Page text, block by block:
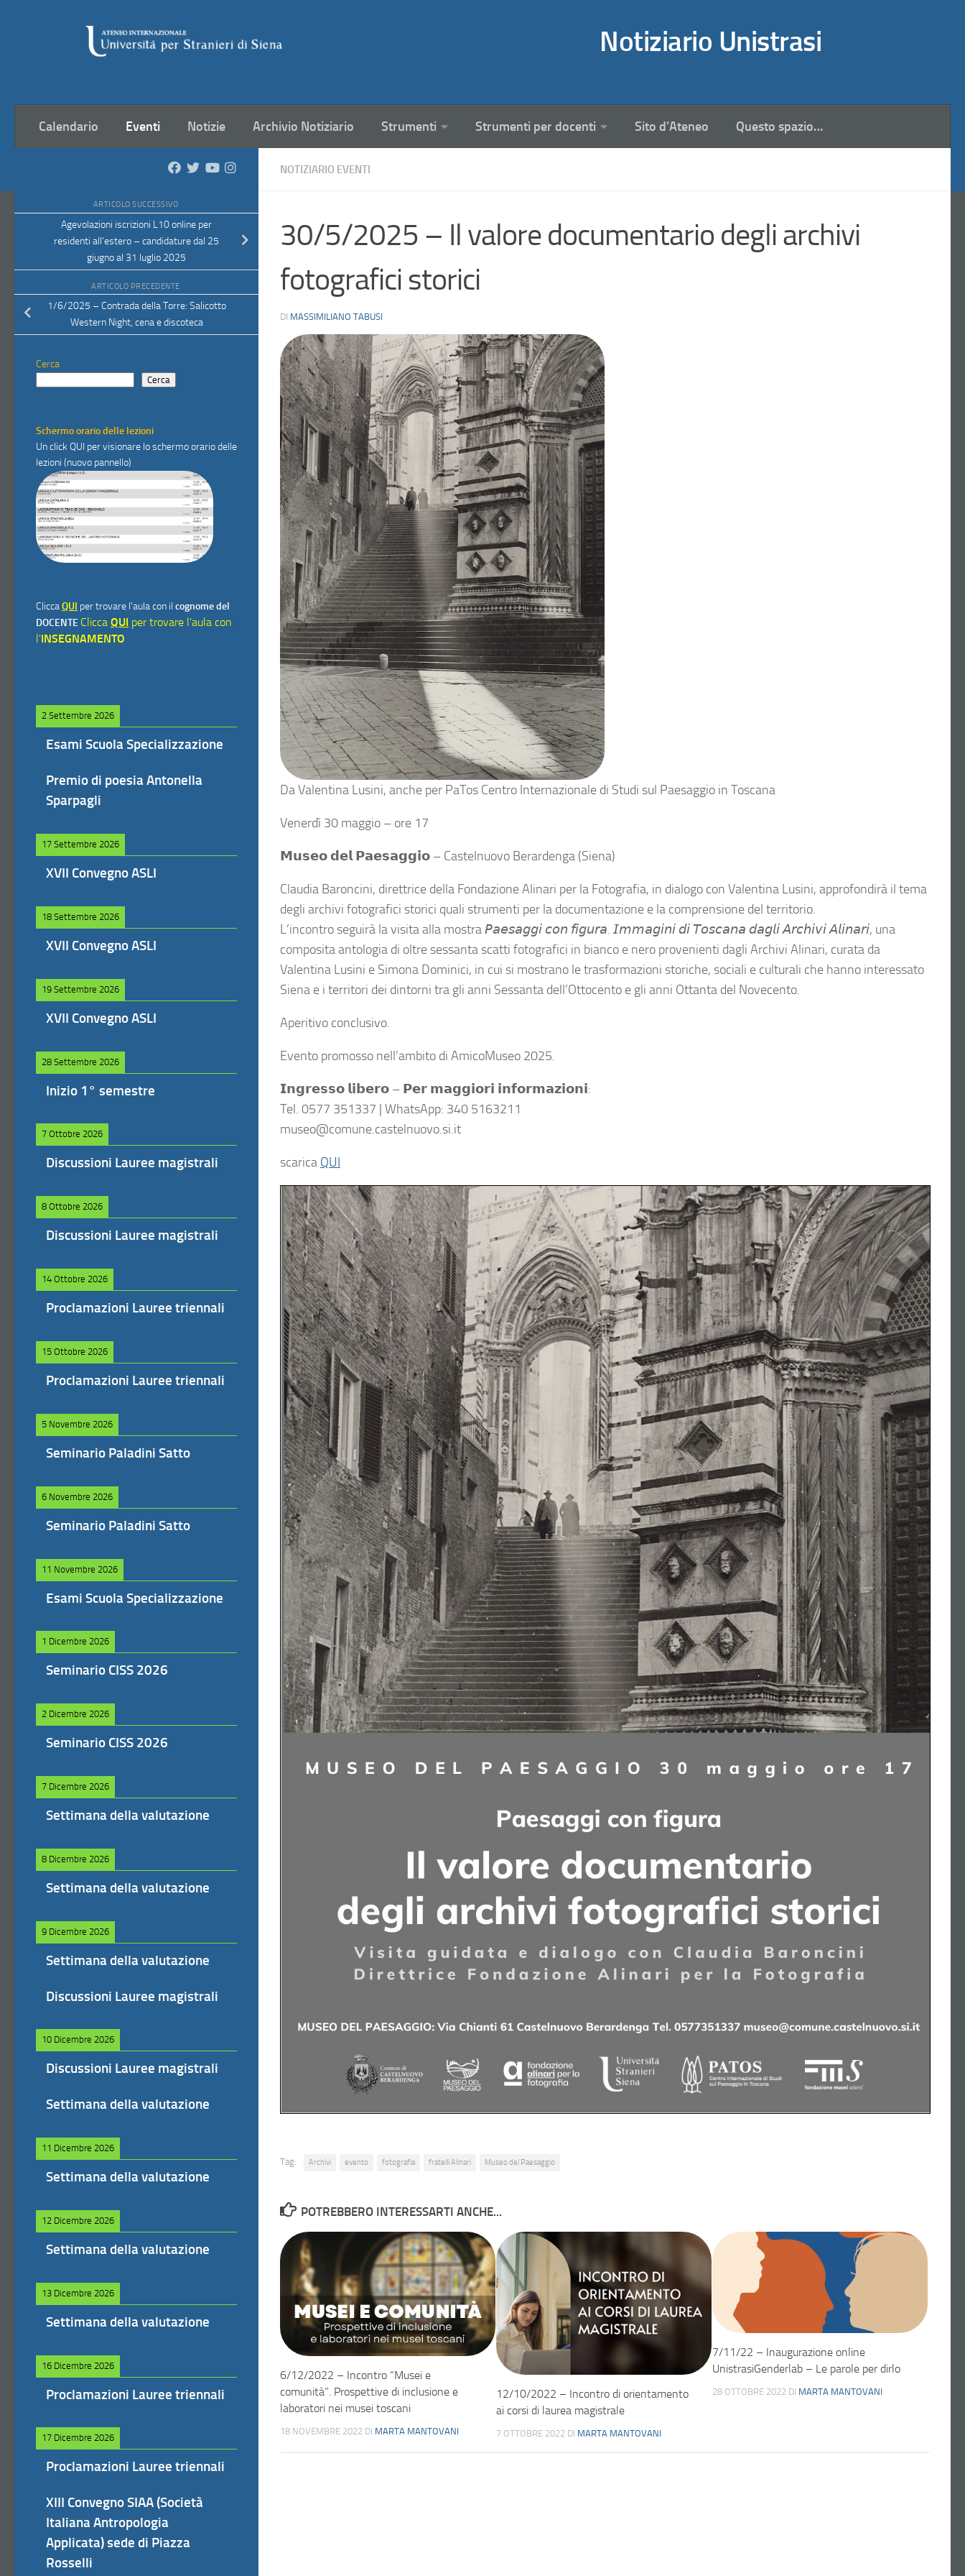
Notiziario Unistrasi
Calendario Eventi Notizie Archivio Notiziario Strumenti Strumenti per docenti Sito d’Ateneo Questo spazio…
NOTIZIARIO EVENTI
30/5/2025 – Il valore documentario degli archivi
fotografici storici
DI MASSIMILIANO TABUSI
Da Valentina Lusini, anche per PaTos Centro Internazionale di Studi sul Paesaggio in Toscana
Venerdì 30 maggio – ore 17
𝗠𝘂𝘀𝗲𝗼 𝗱𝗲𝗹 𝗣𝗮𝗲𝘀𝗮𝗴𝗴𝗶𝗼 – Castelnuovo Berardenga (Siena)
Claudia Baroncini, direttrice della Fondazione Alinari per la Fotografia, in dialogo con Valentina Lusini, approfondirà il tema
degli archivi fotografici storici quali strumenti per la documentazione e la comprensione del territorio.
L’incontro seguirà la visita alla mostra 𝘗𝘢𝘦𝘴𝘢𝘨𝘨𝘪 𝘤𝘰𝘯 𝘧𝘪𝘨𝘶𝘳𝘢. 𝘐𝘮𝘮𝘢𝘨𝘪𝘯𝘪 𝘥𝘪 𝘛𝘰𝘴𝘤𝘢𝘯𝘢 𝘥𝘢𝘨𝘭𝘪 𝘈𝘳𝘤𝘩𝘪𝘷𝘪 𝘈𝘭𝘪𝘯𝘢𝘳𝘪, una
composita antologia di oltre sessanta scatti fotografici in bianco e nero provenienti dagli Archivi Alinari, curata da
Valentina Lusini e Simona Dominici, in cui si mostrano le trasformazioni storiche, sociali e culturali che hanno interessato
Siena e i territori dei dintorni tra gli anni Sessanta dell’Ottocento e gli anni Ottanta del Novecento.
Aperitivo conclusivo.
Evento promosso nell’ambito di AmicoMuseo 2025.
𝗜𝗻𝗴𝗿𝗲𝘀𝘀𝗼 𝗹𝗶𝗯𝗲𝗿𝗼 – 𝗣𝗲𝗿 𝗺𝗮𝗴𝗴𝗶𝗼𝗿𝗶 𝗶𝗻𝗳𝗼𝗿𝗺𝗮𝘇𝗶𝗼𝗻𝗶:
Tel. 0577 351337 | WhatsApp: 340 5163211
museo@comune.castelnuovo.si.it
scarica QUI
Tag: Archivi evento fotografia fratelli Alinari Museo del Paesaggio
POTREBBERO INTERESSARTI ANCHE...
6/12/2022 – Incontro “Musei e
comunità”. Prospettive di inclusione e
laboratori nei musei toscani
18 NOVEMBRE 2022 DI MARTA MANTOVANI
12/10/2022 – Incontro di orientamento
ai corsi di laurea magistrale
7 OTTOBRE 2022 DI MARTA MANTOVANI
7/11/22 – Inaugurazione online
UnistrasiGenderlab – Le parole per dirlo
28 OTTOBRE 2022 DI MARTA MANTOVANI
ARTICOLO SUCCESSIVO
Agevolazioni iscrizioni L10 online per
residenti all’estero – candidature dal 25
giugno al 31 luglio 2025
ARTICOLO PRECEDENTE
1/6/2025 – Contrada della Torre: Salicotto
Western Night, cena e discoteca
Cerca
Cerca
Schermo orario delle lezioni
Un click QUI per visionare lo schermo orario delle
lezioni (nuovo pannello)
CliccaQUI per trovare l'aula con il cognome del
DOCENTE Clicca QUI per trovare l'aula con
l'INSEGNAMENTO
2 Settembre 2026
Esami Scuola Specializzazione
Premio di poesia Antonella
Sparpagli
17 Settembre 2026
XVII Convegno ASLI
18 Settembre 2026
XVII Convegno ASLI
19 Settembre 2026
XVII Convegno ASLI
28 Settembre 2026
Inizio 1° semestre
7 Ottobre 2026
Discussioni Lauree magistrali
8 Ottobre 2026
Discussioni Lauree magistrali
14 Ottobre 2026
Proclamazioni Lauree triennali
15 Ottobre 2026
Proclamazioni Lauree triennali
5 Novembre 2026
Seminario Paladini Satto
6 Novembre 2026
Seminario Paladini Satto
11 Novembre 2026
Esami Scuola Specializzazione
1 Dicembre 2026
Seminario CISS 2026
2 Dicembre 2026
Seminario CISS 2026
7 Dicembre 2026
Settimana della valutazione
8 Dicembre 2026
Settimana della valutazione
9 Dicembre 2026
Settimana della valutazione
Discussioni Lauree magistrali
10 Dicembre 2026
Discussioni Lauree magistrali
Settimana della valutazione
11 Dicembre 2026
Settimana della valutazione
12 Dicembre 2026
Settimana della valutazione
13 Dicembre 2026
Settimana della valutazione
16 Dicembre 2026
Proclamazioni Lauree triennali
17 Dicembre 2026
Proclamazioni Lauree triennali
XIII Convegno SIAA (Società
Italiana Antropologia
Applicata) sede di Piazza
Rosselli